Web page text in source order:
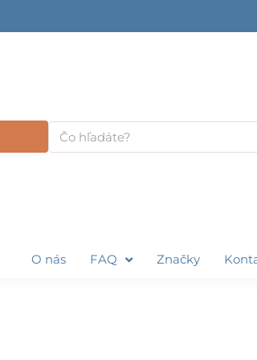
Vyhľadať
O nás FAQ Značky